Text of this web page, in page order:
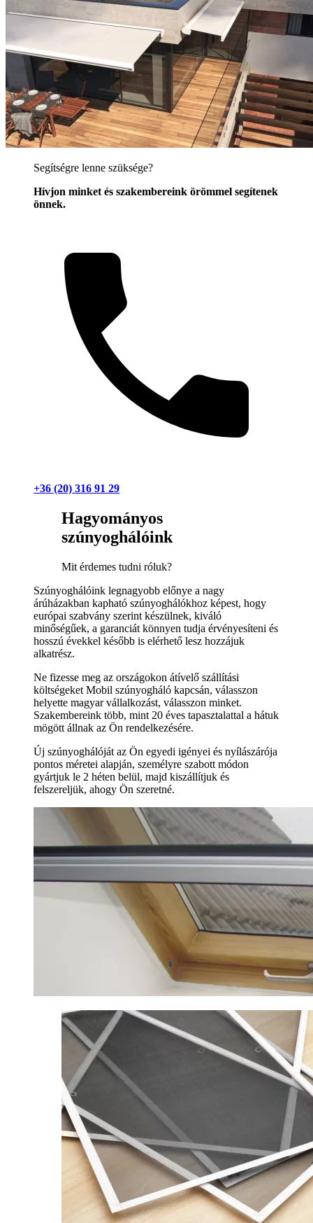
Segítségre lenne szüksége?
Hívjon minket és szakembereink örömmel segítenek
önnek.
+36 (20) 316 91 29
Hagyományos
szúnyoghálóink
Mit érdemes tudni róluk?
Szúnyoghálóink legnagyobb előnye a nagy
árúházakban kapható szúnyoghálókhoz képest, hogy
európai szabvány szerint készülnek, kiváló
minőségűek, a garanciát könnyen tudja érvényesíteni és
hosszú évekkel később is elérhető lesz hozzájuk
alkatrész.
Ne fizesse meg az országokon átívelő szállítási
költségeket Mobil szúnyogháló kapcsán, válasszon
helyette magyar vállalkozást, válasszon minket.
Szakembereink több, mint 20 éves tapasztalattal a hátuk
mögött állnak az Ön rendelkezésére.
Új szúnyoghálóját az Ön egyedi igényei és nyílászárója
pontos méretei alapján, személyre szabott módon
gyártjuk le 2 héten belül, majd kiszállítjuk és
felszereljük, ahogy Ön szeretné.